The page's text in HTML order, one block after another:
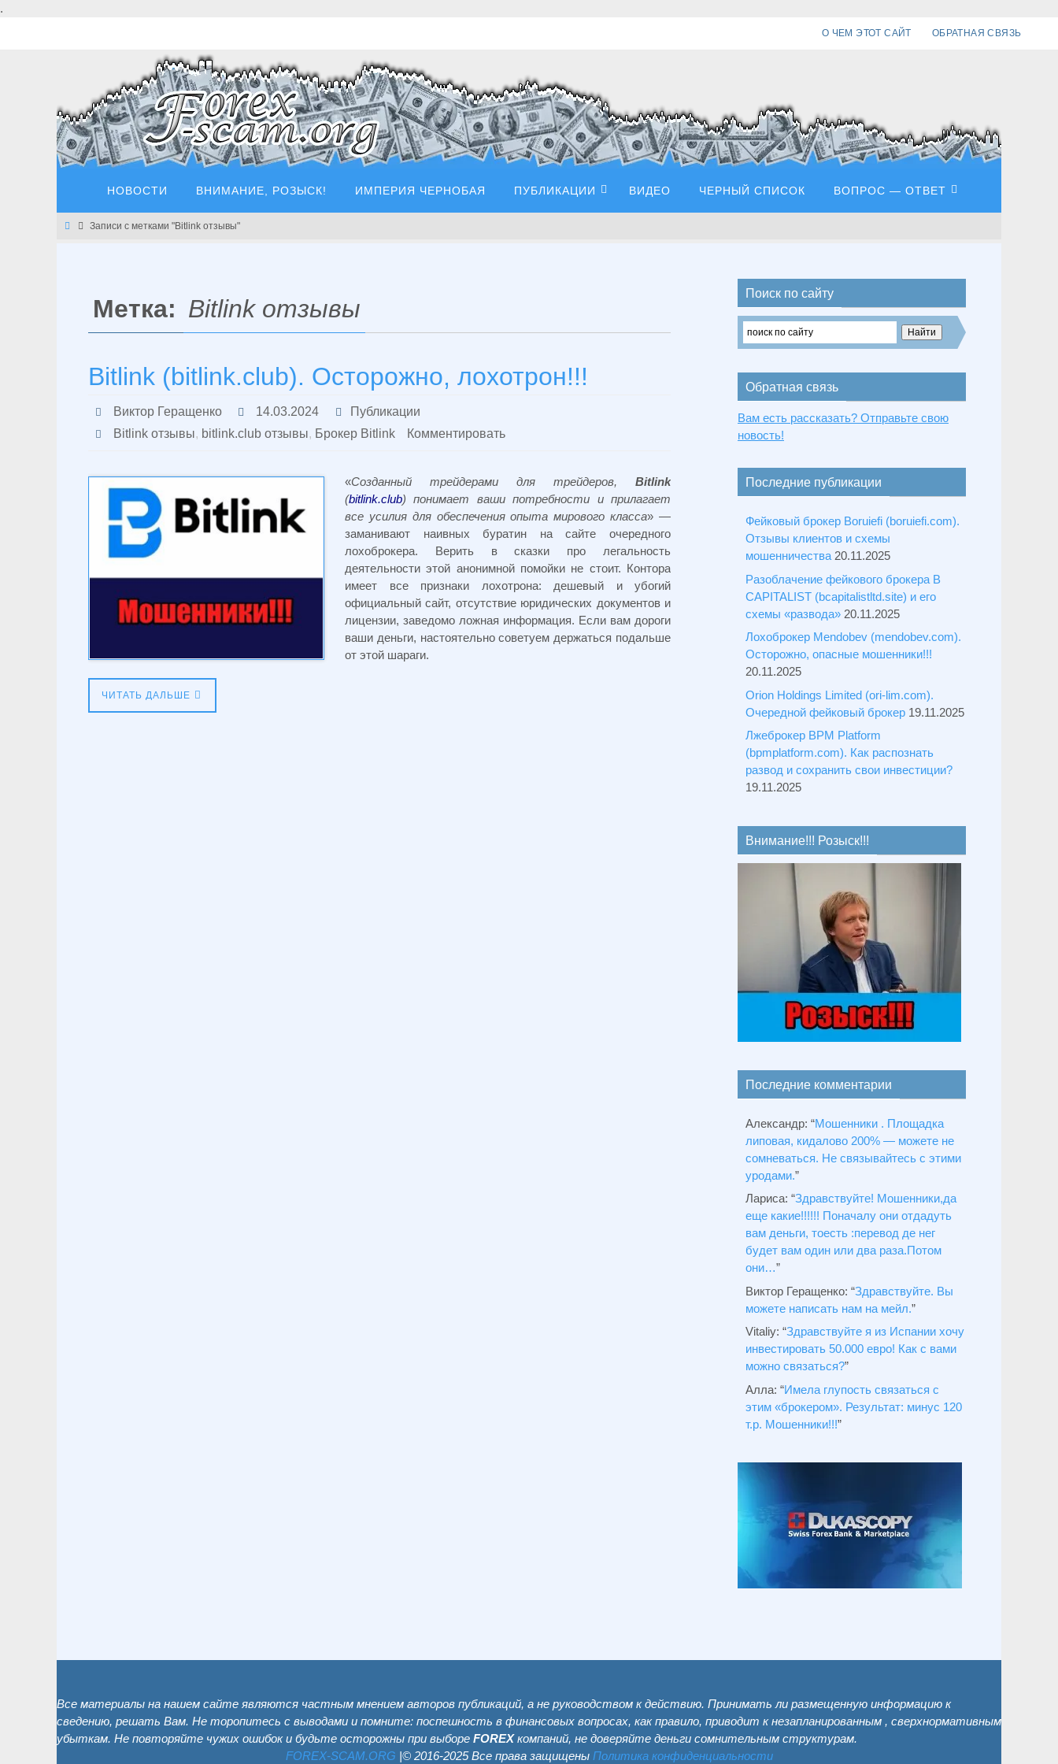
.
О ЧЕМ ЭТОТ САЙТ ОБРАТНАЯ СВЯЗЬ
НОВОСТИ ВНИМАНИЕ, РОЗЫСК! ИМПЕРИЯ ЧЕРНОБАЯ ПУБЛИКАЦИИ ВИДЕО ЧЕРНЫЙ СПИСОК ВОПРОС — ОТВЕТ
Главная
Записи с метками "Bitlink отзывы"
Метка: Bitlink отзывы
Bitlink (bitlink.club). Осторожно, лохотрон!!!
Виктор Геращенко 14.03.2024
Публикации
Bitlink отзывы, bitlink.club отзывы, Брокер Bitlink Комментировать
«Созданный трейдерами для трейдеров, Bitlink
(bitlink.club) понимает ваши потребности и прилагает
все усилия для обеспечения опыта мирового класса» —
заманивают наивных буратин на сайте очередного
лохоброкера. Верить в сказки про легальность
деятельности этой анонимной помойки не стоит. Контора
имеет все признаки лохотрона: дешевый и убогий
официальный сайт, отсутствие юридических документов и
лицензии, заведомо ложная информация. Если вам дороги
ваши деньги, настоятельно советуем держаться подальше
от этой шараги.
ЧИТАТЬ ДАЛЬШЕ
Поиск по сайту
Обратная связь
Вам есть рассказать? Отправьте свою
новость!
Последние публикации
Фейковый брокер Boruiefi (boruiefi.com).
Отзывы клиентов и схемы
мошенничества 20.11.2025
Разоблачение фейкового брокера B
CAPITALIST (bcapitalistltd.site) и его
схемы «развода» 20.11.2025
Лохоброкер Mendobev (mendobev.com).
Осторожно, опасные мошенники!!!
20.11.2025
Orion Holdings Limited (ori-lim.com).
Очередной фейковый брокер 19.11.2025
Лжеброкер BPM Platform
(bpmplatform.com). Как распознать
развод и сохранить свои инвестиции?
19.11.2025
Внимание!!! Розыск!!!
Последние комментарии
Александр: “Мошенники . Площадка
липовая, кидалово 200% — можете не
сомневаться. Не связывайтесь с этими
уродами.”
Лариса: “Здравствуйтe! Мошенники,да
еще какие!!!!!! Поначалу они отдадуть
вам деньги, тоесть :перевод де нег
будет вам один или два раза.Потом
они…”
Виктор Геращенко: “Здравствуйте. Вы
можете написать нам на мейл.”
Vitaliy: “Здравствуйте я из Испании хочу
инвестировать 50.000 евро! Как с вами
можно связаться?”
Алла: “Имела глупость связаться с
этим «брокером». Результат: минус 120
т.р. Мошенники!!!”
Все материалы на нашем сайте являются частным мнением авторов публикаций, а не руководством к действию. Принимать ли размещенную информацию к
сведению, решать Вам. Не торопитесь с выводами и помните: поспешность в финансовых вопросах, как правило, приводит к незапланированным , сверхнормативным
убыткам. Не повторяйте чужих ошибок и будьте осторожны при выборе FOREXкомпаний, не доверяйте деньги сомнительным структурам.
FOREX-SCAM.ОRG |© 2016-2025 Все права защищены Политика конфиденциальности